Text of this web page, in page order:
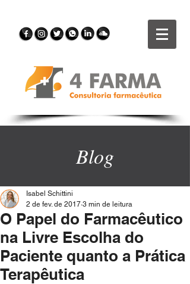
Blog
O Papel do Farmacêutico
na Livre Escolha do
Paciente quanto a Prática
Terapêutica
Isabel Schittini
2 de fev. de 2017 3 min de leitura